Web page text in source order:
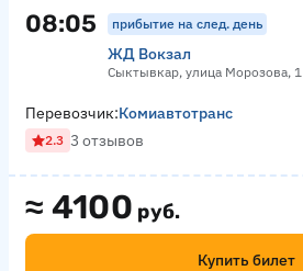
08:05 прибытие на след. день
ЖД Вокзал
Сыктывкар, улица Морозова, 1
≈ 4100 руб.
Купить билет
Перевозчик:Комиавтотранс
2.3 3 отзывов